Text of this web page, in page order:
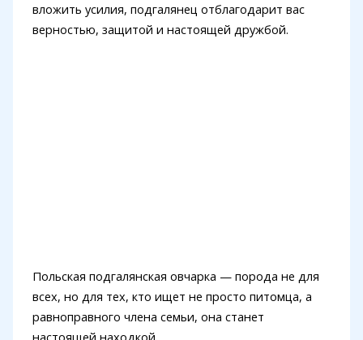
вложить усилия, подгалянец отблагодарит вас
верностью, защитой и настоящей дружбой.
Польская подгалянская овчарка — порода не для
всех, но для тех, кто ищет не просто питомца, а
равноправного члена семьи, она станет